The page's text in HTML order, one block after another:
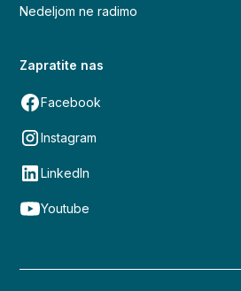
Nedeljom ne radimo
Zapratite nas
Facebook
Instagram
LinkedIn
Youtube